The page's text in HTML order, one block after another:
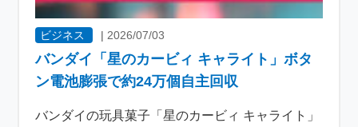
ビジネス | 2026/07/03
バンダイ「星のカービィ キャライト」ボタ
ン電池膨張で約24万個自主回収
バンダイの玩具菓子「星のカービィ キャライト」